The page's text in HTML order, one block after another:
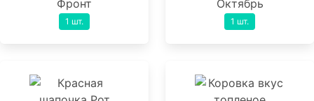
Фронт
1 шт.
Октябрь
1 шт.